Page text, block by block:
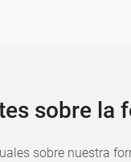
sobre la
sobre nuestra